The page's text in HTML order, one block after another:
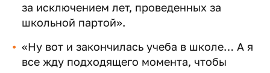
за исключением лет, проведенных за
школьной партой».
«Ну вот и закончилась учеба в школе… А я
все жду подходящего момента, чтобы